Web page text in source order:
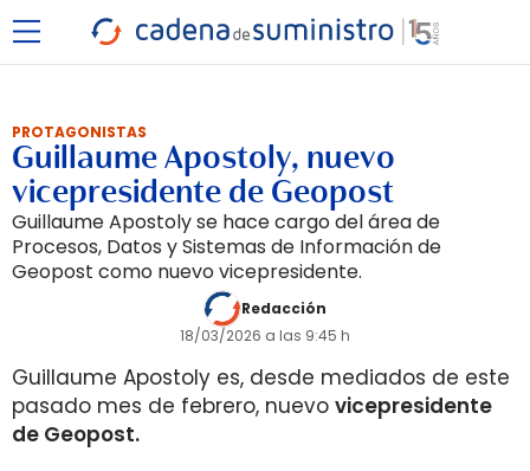
PROTAGONISTAS
Guillaume Apostoly, nuevo
vicepresidente de Geopost
Guillaume Apostoly se hace cargo del área de
Procesos, Datos y Sistemas de Información de
Geopost como nuevo vicepresidente.
Redacción
18/03/2026 a las 9:45 h
Guillaume Apostoly es, desde mediados de este
pasado mes de febrero, nuevo vicepresidente
de Geopost.